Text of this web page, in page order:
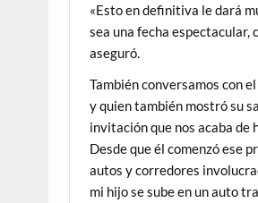
«Esto en definitiva le dará
sea una fecha espectacular,
aseguró.
También conversamos con
y quien también mostró su
invitación que nos acaba de
Desde que él comenzó ese
autos y corredores
mi hijo se sube en un auto